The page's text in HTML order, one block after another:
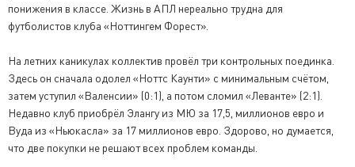
понижения в классе. Жизнь в АПЛ нереально трудна для
футболистов клуба «Ноттингем Форест».
На летних каникулах коллектив провёл три контрольных поединка.
Здесь он сначала одолел «Ноттс Каунти» с минимальным счётом,
затем уступил «Валенсии» (0:1), а потом сломил «Леванте» (2:1).
Недавно клуб приобрёл Элангу из МЮ за 17,5, миллионов евро и
Вуда из «Ньюкасла» за 17 миллионов евро. Здорово, но думается,
что две покупки не решают всех проблем команды.